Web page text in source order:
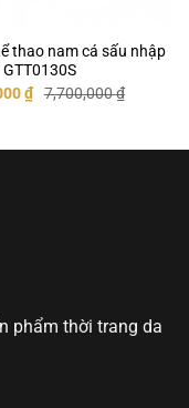
thao nam cá sấu nhập
7,700,000₫
₫Giá
hiện
7,500,000 ₫.
phẩm thời trang da